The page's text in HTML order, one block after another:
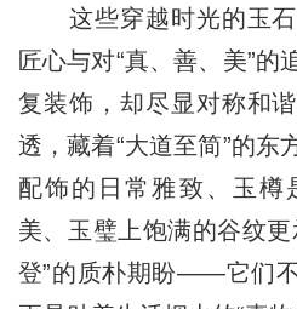
这些穿越时光的玉石
匠心与对“真、善、美”的
复装饰，却尽显对称和
透，藏着“大道至简”的东
配饰的日常雅致、玉樽
美、玉璧上饱满的谷纹
登”的质朴期盼——它们